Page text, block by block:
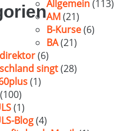
Allgemein(113)
AM(21)
B-Kurse(6)
BA(21)
(6)
singt(28)
(1)
(100)
(1)
Blog(4)